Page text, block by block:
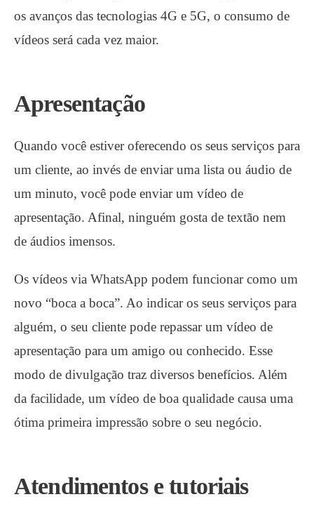
os avanços das tecnologias 4G e 5G, o consumo de
vídeos será cada vez maior.
Apresentação
Quando você estiver oferecendo os seus serviços para
um cliente, ao invés de enviar uma lista ou áudio de
um minuto, você pode enviar um vídeo de
apresentação. Afinal, ninguém gosta de textão nem
de áudios imensos.
Os vídeos via WhatsApp podem funcionar como um
novo “boca a boca”. Ao indicar os seus serviços para
alguém, o seu cliente pode repassar um vídeo de
apresentação para um amigo ou conhecido. Esse
modo de divulgação traz diversos benefícios. Além
da facilidade, um vídeo de boa qualidade causa uma
ótima primeira impressão sobre o seu negócio.
Atendimentos e tutoriais